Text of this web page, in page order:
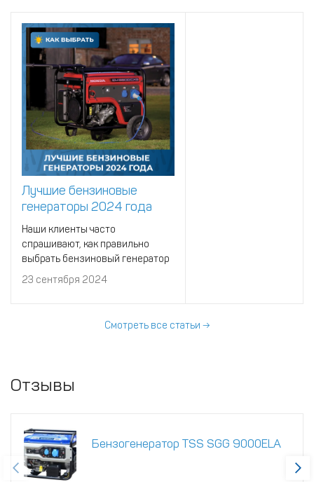
Лучшие бензиновые
генераторы 2024 года
Наши клиенты часто
спрашивают, как правильно
выбрать бензиновый генератор
для тех или иных условий. Но
для этого нужно учесть десятки
23 сентября 2024
Смотреть все статьи →
Отзывы
Бензогенератор TSS SGG 9000ELA